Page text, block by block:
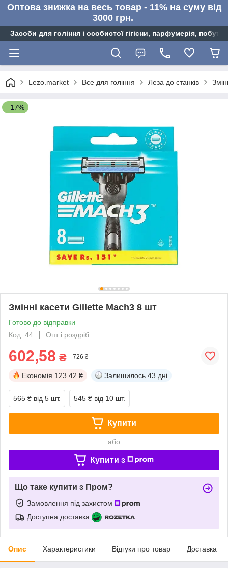
Оптова знижка на весь товар - 11% на суму від
3000 грн.
Засоби для гоління і особистої гігієни, парфумерія,
Lezo.market Все для гоління Леза до станків
–17%
Змінні касети Gillette Mach3 8 шт
Готово до відправки
Код: 44
Опт і роздріб
602,58 ₴ 726 ₴
Економія 123.42 ₴ Залишилось 43 дні
565 ₴ від 5 шт. 545 ₴ від 10 шт.
Купити
або
Купити з
Що таке купити з Пром?
Замовлення під захистом
Доступна доставка
Опис Характеристики Відгуки про товар Доставка